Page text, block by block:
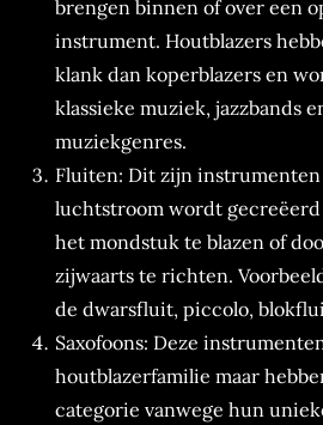
brengen binnen of over een
instrument. Houtblazers
klank dan koperblazers en
klassieke muziek, jazzbands
muziekgenres.
Fluiten: Dit zijn instrumenten
luchtstroom wordt
het mondstuk te blazen of
zijwaarts te richten.
de dwarsfluit, piccolo,
Saxofoons: Deze
houtblazerfamilie maar
categorie vanwege hun